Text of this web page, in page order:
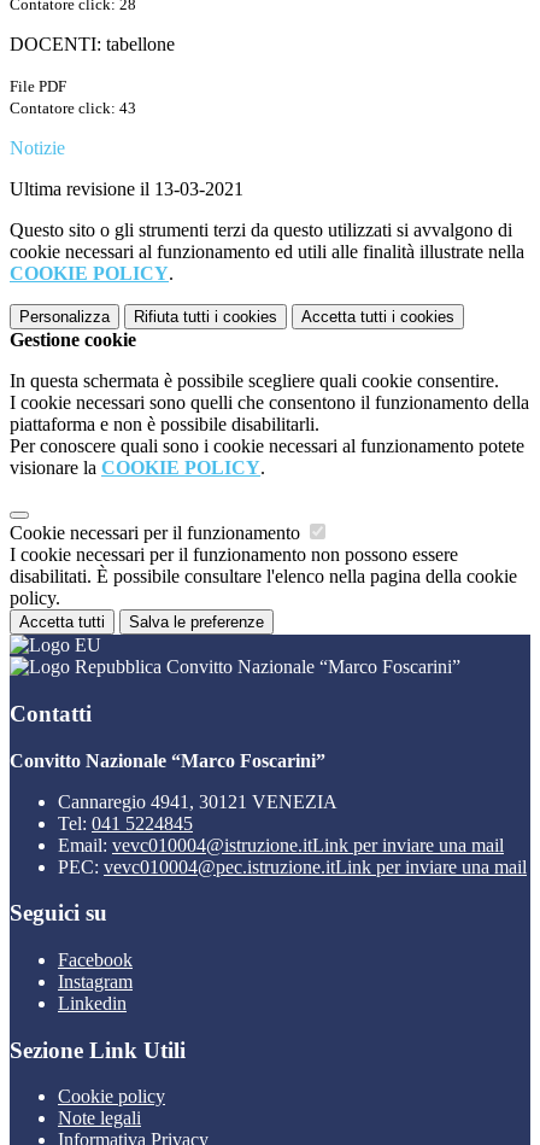
Contatore click: 28
DOCENTI: tabellone
File PDF
Contatore click: 43
Notizie
Ultima revisione il 13-03-2021
Questo sito o gli strumenti terzi da questo utilizzati si avvalgono di
cookie necessari al funzionamento ed utili alle finalità illustrate nella
COOKIE POLICY.
Personalizza Rifiuta tutti i cookies Accetta tutti i cookies
Gestione cookie
In questa schermata è possibile scegliere quali cookie consentire.
I cookie necessari sono quelli che consentono il funzionamento della
piattaforma e non è possibile disabilitarli.
Per conoscere quali sono i cookie necessari al funzionamento potete
visionare la COOKIE POLICY.
Cookie necessari per il funzionamento
I cookie necessari per il funzionamento non possono essere
disabilitati. È possibile consultare l'elenco nella pagina della cookie
policy.
Accetta tutti Salva le preferenze
Convitto Nazionale “Marco Foscarini”
Contatti
Convitto Nazionale “Marco Foscarini”
Cannaregio 4941, 30121 VENEZIA
Tel: 041 5224845
Email: vevc010004@istruzione.itLink per inviare una mail
PEC: vevc010004@pec.istruzione.itLink per inviare una mail
Seguici su
Facebook
Instagram
Linkedin
Sezione Link Utili
Cookie policy
Note legali
Informativa Privacy